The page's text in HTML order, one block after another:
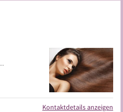
Kontaktdetails anzeigen